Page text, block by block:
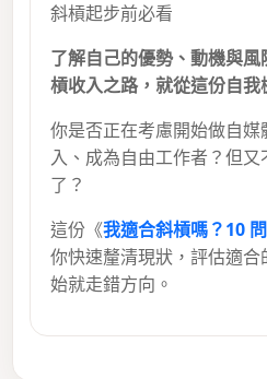
斜槓起步前必看
了解自己的優勢、動機與
槓收入之路，就從這份自我
你是否正在考慮開始做自
入、成為自由工作者？但
了？
這份《我適合斜槓嗎？10
你快速釐清現狀，評估適
始就走錯方向。